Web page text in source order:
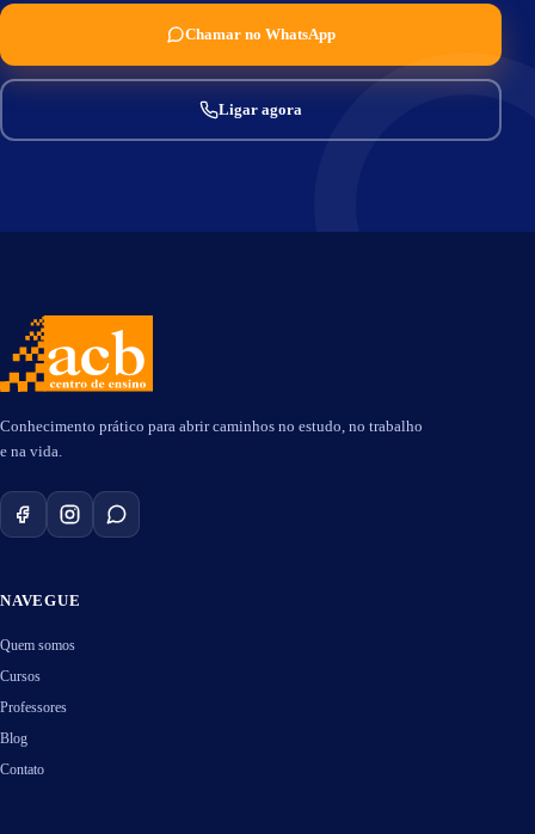
Chamar no WhatsApp
Ligar agora
Conhecimento prático para abrir caminhos no estudo, no trabalho
e na vida.
NAVEGUE
Quem somos
Cursos
Professores
Blog
Contato